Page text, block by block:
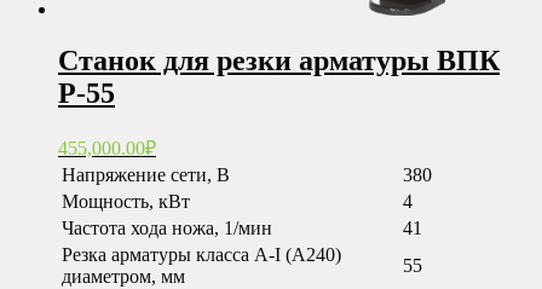
Станок для резки арматуры ВПК
Р-55
455,000.00₽
Напряжение сети, В
380
Мощность, кВт
4
Частота хода ножа, 1/мин
41
Резка арматуры класса А-I (А240)
диаметром, мм
55